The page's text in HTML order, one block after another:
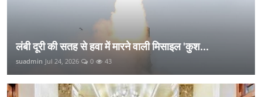
लंबी दूरी की सतह से हवा में मारने वाली मिसाइल 'कुश...
suadmin Jul 24, 2026 0 43